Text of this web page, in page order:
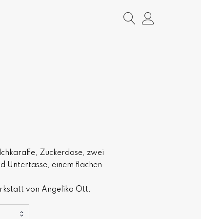
Zuckerdose, zwei
Untertasse, einem flachen
von Angelika Ott.